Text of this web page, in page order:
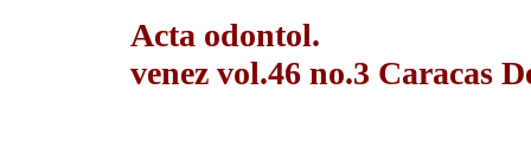
Acta odontol.
venez vol.46 no.3 Caracas